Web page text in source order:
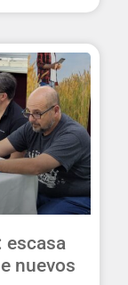
escasa
nuevos